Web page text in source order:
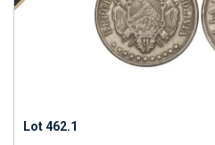
Lot 462.1